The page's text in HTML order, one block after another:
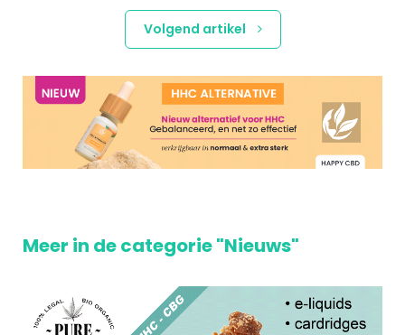
Volgend artikel
Meer in de categorie "Nieuws"